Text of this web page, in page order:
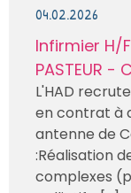
04.02.2026
Infirmier H/F
PASTEUR -
L'HAD
en contrat à
antenne de
:Réalisation
complexes